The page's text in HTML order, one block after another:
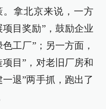
拿北京来说，一方
目奖励”，鼓励企业
工厂”；另一方面，
目”，对老旧厂房和
退”两手抓，跑出了